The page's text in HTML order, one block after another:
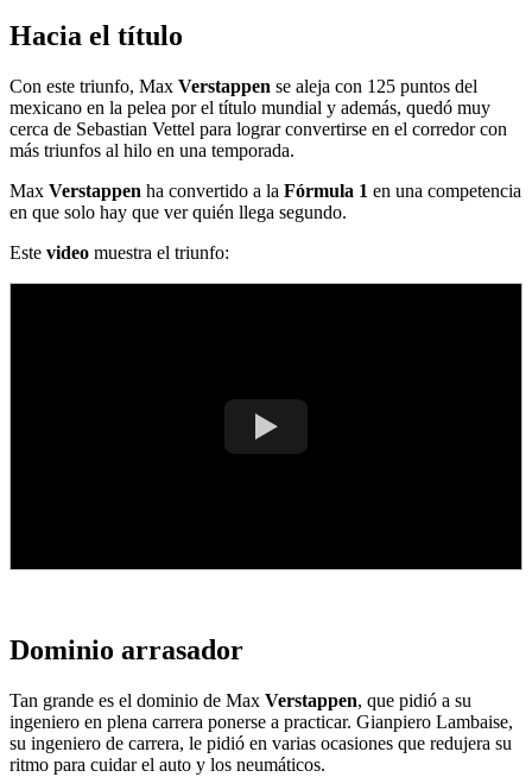
Hacia el título
Con este triunfo, Max Verstappen se aleja con 125 puntos del
mexicano en la pelea por el título mundial y además, quedó muy
cerca de Sebastian Vettel para lograr convertirse en el corredor con
más triunfos al hilo en una temporada.
Max Verstappen ha convertido a la Fórmula 1 en una competencia
en que solo hay que ver quién llega segundo.
Este video muestra el triunfo:
Dominio arrasador
Tan grande es el dominio de Max Verstappen, que pidió a su
ingeniero en plena carrera ponerse a practicar. Gianpiero Lambaise,
su ingeniero de carrera, le pidió en varias ocasiones que redujera su
ritmo para cuidar el auto y los neumáticos.